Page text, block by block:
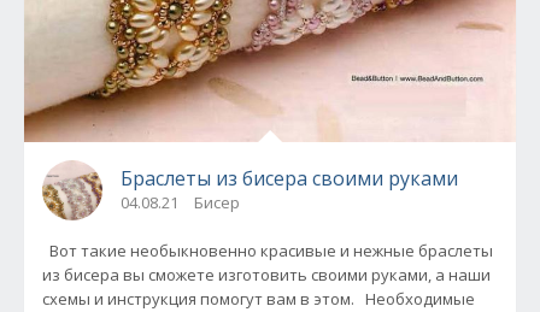
Браслеты из бисера своими руками
04.08.21 Бисер
Вот такие необыкновенно красивые и нежные браслеты
из бисера вы сможете изготовить своими руками, а наши
схемы и инструкция помогут вам в этом. Необходимые